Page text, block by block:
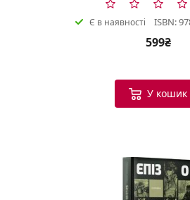
Є в наявності ISBN:
599₴
У кошик